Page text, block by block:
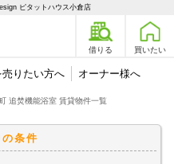
ピタットハウス小倉店
借りる 買いたい
りたい方へ オーナー様へ
追焚機能浴室 賃貸物件一覧
条件